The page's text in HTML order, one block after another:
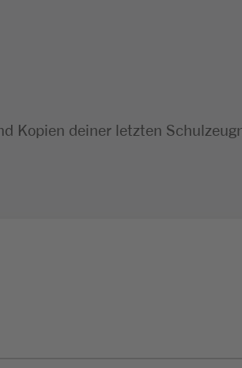
Kopien deiner letzten